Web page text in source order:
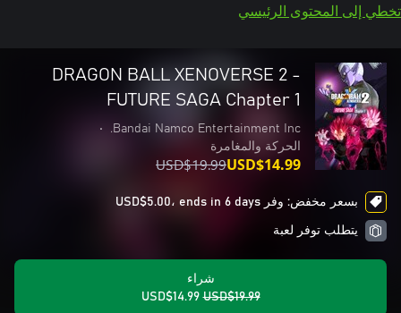
تخطي إلى المحتوى الرئيسي
DRAGON BALL XENOVERSE 2 -
FUTURE SAGA Chapter 1
Bandai Namco Entertainment Inc.
•
الحركة والمغامرة
USD$19.99USD$14.99
بسعر مخفض: وفر USD$5.00، ends in 6 days
يتطلب توفر لعبة
شراء
USD$19.99
USD$14.99